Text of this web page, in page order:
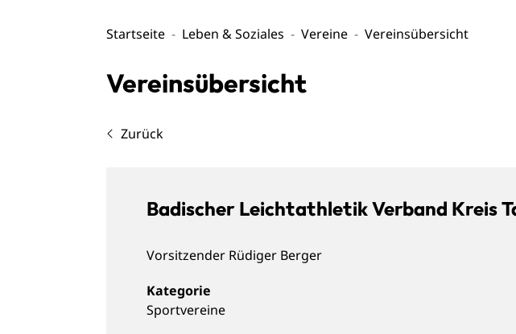
Startseite Leben & Soziales Vereine Vereinsübersicht
Vereinsübersicht
Zurück
Badischer Leichtathletik Verband Kreis
Vorsitzender Rüdiger Berger
Sportvereine